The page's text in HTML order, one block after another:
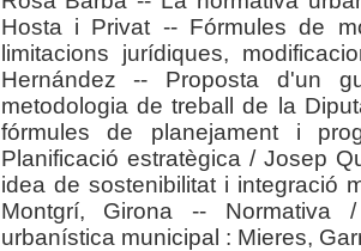
Hosta i Privat -- Fórmules de
limitacions jurídiques,
Hernández -- Proposta d'un
metodologia de treball de la
fórmules de planejament i
Planificació estratègica / Josep
idea de sostenibilitat i integració
Montgrí, Girona -- Normativa
urbanística municipal : Mieres,